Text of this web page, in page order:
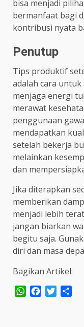
bisa menjadi
bermanfaat bagi
kontribusi nyata
Penutup
Tips produktif
adalah cara
menjaga energi
merawat
penggunaan
mendapatkan
setelah bekerja
melainkan
dan
Jika diterapkan
memberikan
menjadi lebih
jangan biarkan
begitu saja.
diri dan masa
Bagikan Artikel:
WhatsApp
Facebook
Twitter